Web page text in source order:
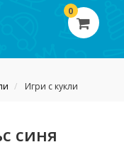
0
Игри с кукли
синя